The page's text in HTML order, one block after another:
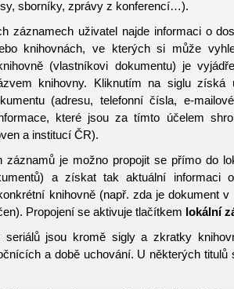
sborníky, zprávy z konferencí…).
záznamech uživatel najde informaci o
knihovnách, ve kterých si může
(vlastníkovi dokumentu) je
knihovny. Kliknutím na siglu získá
(adresu, telefonní čísla, e-
které jsou za tímto účelem
a institucí ČR).
záznamů je možno propojit se přímo do
a získat tak aktuální informaci
knihovně (např. zda je dokument
Propojení se aktivuje tlačítkem lokální
seriálů jsou kromě sigly a zkratky
a době uchování. U některých titulů